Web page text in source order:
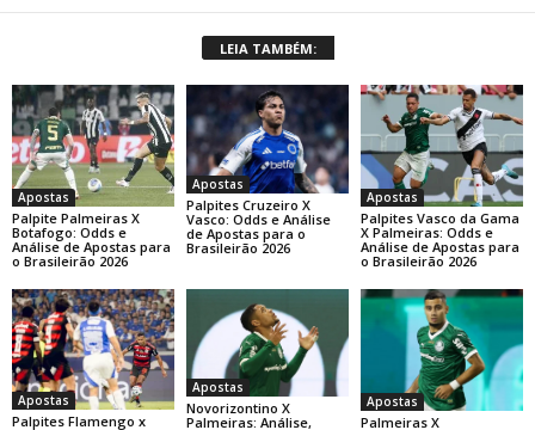
LEIA TAMBÉM:
Apostas
Palpite Palmeiras X
Botafogo: Odds e
Análise de Apostas para
o Brasileirão 2026
Apostas
Palpites Cruzeiro X
Vasco: Odds e Análise
de Apostas para o
Brasileirão 2026
Apostas
Palpites Vasco da Gama
X Palmeiras: Odds e
Análise de Apostas para
o Brasileirão 2026
Apostas
Palpites Flamengo x
Apostas
Novorizontino X
Palmeiras: Análise,
Apostas
Palmeiras X